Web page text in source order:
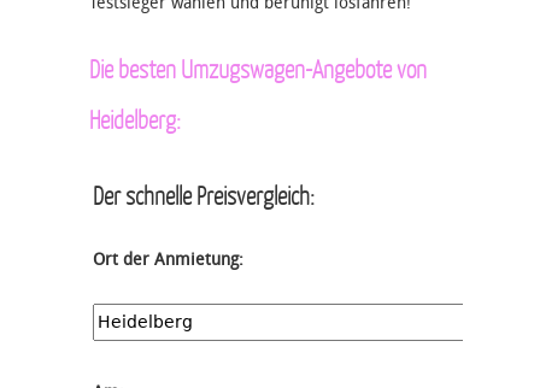
Die besten Umzugswagen-Angebote von
Heidelberg:
Der schnelle Preisvergleich:
Ort der Anmietung: